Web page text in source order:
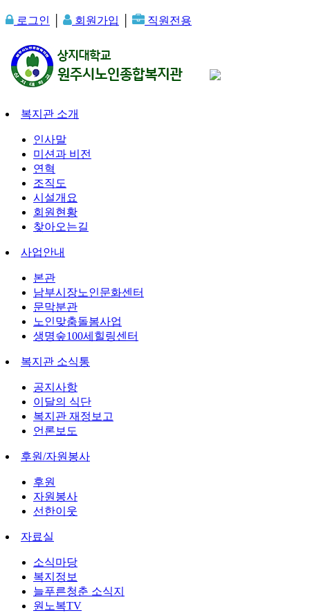
로그인 회원가입 직원전용
복지관 소개
인사말
미션과 비전
연혁
조직도
시설개요
회원현황
찾아오는길
사업안내
본관
남부시장노인문화센터
문막분관
노인맞춤돌봄사업
생명숲100세힐링센터
복지관 소식통
공지사항
이달의 식단
복지관 재정보고
언론보도
후원/자원봉사
후원
자원봉사
선한이웃
자료실
소식마당
복지정보
늘푸른청춘 소식지
원노복TV